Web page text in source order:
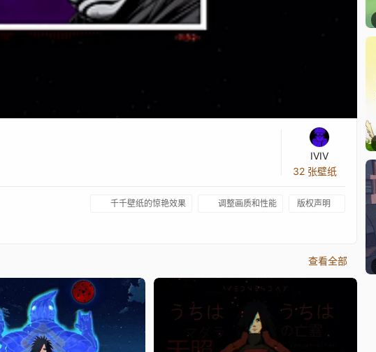
IVIV
32 张壁纸
千千壁纸的惊艳效果 调整画质和性能 版权声明
查看全部